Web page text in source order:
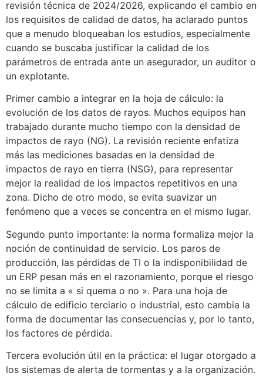
revisión técnica de 2024/2026, explicando el cambio en
los requisitos de calidad de datos, ha aclarado puntos
que a menudo bloqueaban los estudios, especialmente
cuando se buscaba justificar la calidad de los
parámetros de entrada ante un asegurador, un auditor o
un explotante.
Primer cambio a integrar en la hoja de cálculo: la
evolución de los datos de rayos. Muchos equipos han
trabajado durante mucho tiempo con la densidad de
impactos de rayo (NG). La revisión reciente enfatiza
más las mediciones basadas en la densidad de
impactos de rayo en tierra (NSG), para representar
mejor la realidad de los impactos repetitivos en una
zona. Dicho de otro modo, se evita suavizar un
fenómeno que a veces se concentra en el mismo lugar.
Segundo punto importante: la norma formaliza mejor la
noción de continuidad de servicio. Los paros de
producción, las pérdidas de TI o la indisponibilidad de
un ERP pesan más en el razonamiento, porque el riesgo
no se limita a « si quema o no ». Para una hoja de
cálculo de edificio terciario o industrial, esto cambia la
forma de documentar las consecuencias y, por lo tanto,
los factores de pérdida.
Tercera evolución útil en la práctica: el lugar otorgado a
los sistemas de alerta de tormentas y a la organización.